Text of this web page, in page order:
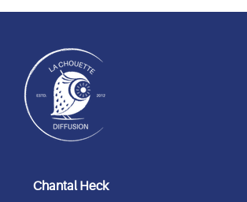
Chantal Heck